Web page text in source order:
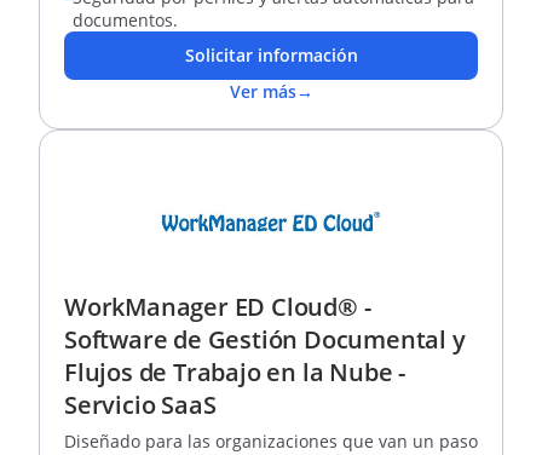
documentos.
Solicitar información
Ver más→
WorkManager ED Cloud® -
Software de Gestión Documental y
Flujos de Trabajo en la Nube -
Servicio SaaS
Diseñado para las organizaciones que van un paso